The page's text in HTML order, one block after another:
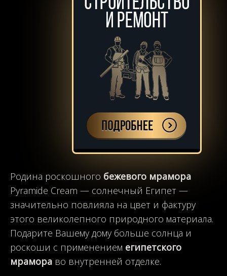
Родина роскошного бежевого мрамора
Pyramide Cream — солнечный Египет —
значительно повлияла на цвет и фактуру
этого великолепного природного материала.
Подарите Вашему дому больше солнца и
роскоши с применением египетского
мрамора во внутренней отделке.